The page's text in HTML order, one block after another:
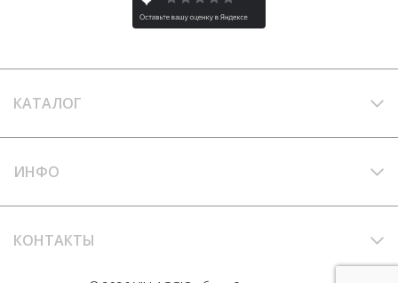
КАТАЛОГ
ИНФО
КОНТАКТЫ